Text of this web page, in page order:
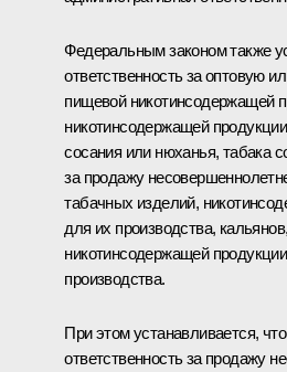
Федеральным законом также
ответственность за оптовую
пищевой никотинсодержащей
никотинсодержащей
сосания или нюханья, табака
за продажу
табачных изделий,
для их производства,
никотинсодержащей
производства.
При этом устанавливается,
ответственность за продажу